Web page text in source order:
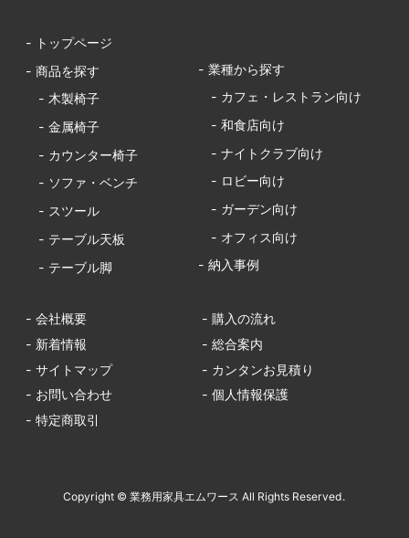
- トップページ
- 商品を探す
- 木製椅子
- 金属椅子
- カウンター椅子
- ソファ・ベンチ
- スツール
- テーブル天板
- テーブル脚
- 業種から探す
- カフェ・レストラン向け
- 和食店向け
- ナイトクラブ向け
- ロビー向け
- ガーデン向け
- オフィス向け
- 納入事例
- 会社概要
- 購入の流れ
- 新着情報
- 総合案内
- サイトマップ
- カンタンお見積り
- お問い合わせ
- 個人情報保護
- 特定商取引
Copyright © 業務用家具エムワース All Rights Reserved.